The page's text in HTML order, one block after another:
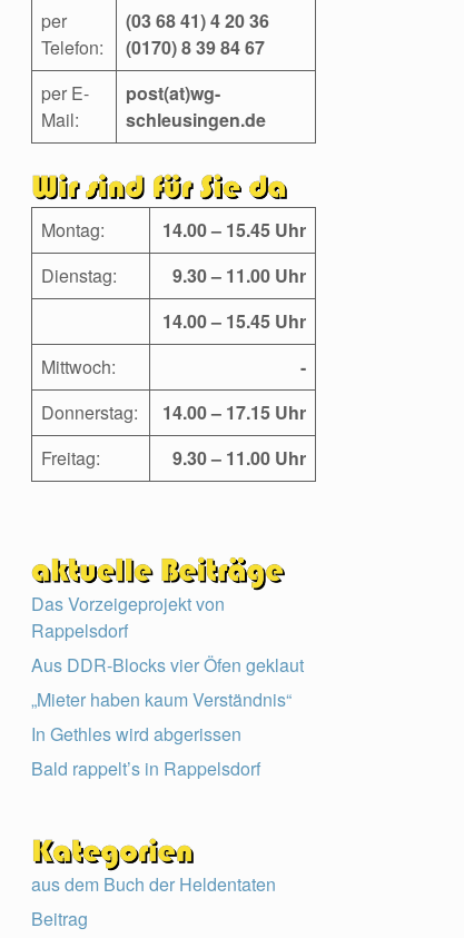
per
Telefon:
(03 68 41) 4 20 36
(0170) 8 39 84 67
per E-
Mail:
post(at)wg-
schleusingen.de
Montag:
14.00 – 15.45 Uhr
Dienstag:
9.30 – 11.00 Uhr
14.00 – 15.45 Uhr
Mittwoch:
-
Donnerstag:
14.00 – 17.15 Uhr
Freitag:
9.30 – 11.00 Uhr
Das Vorzeigeprojekt von
Rappelsdorf
Aus DDR-Blocks vier Öfen geklaut
„Mieter haben kaum Verständnis“
In Gethles wird abgerissen
Bald rappelt’s in Rappelsdorf
aus dem Buch der Heldentaten
Beitrag